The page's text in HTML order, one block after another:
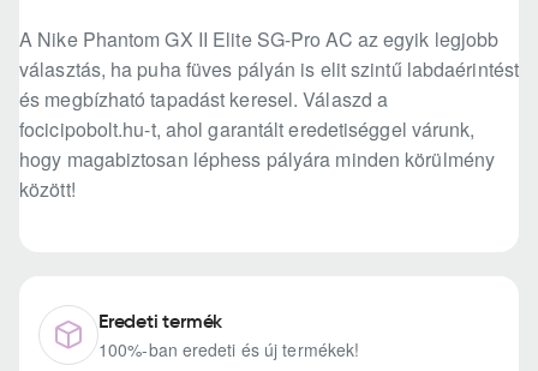
A Nike Phantom GX II Elite SG-Pro AC az egyik legjobb
választás, ha puha füves pályán is elit szintű labdaérintést
és megbízható tapadást keresel. Válaszd a
focicipobolt.hu-t, ahol garantált eredetiséggel várunk,
hogy magabiztosan léphess pályára minden körülmény
között!
Eredeti termék
100%-ban eredeti és új termékek!